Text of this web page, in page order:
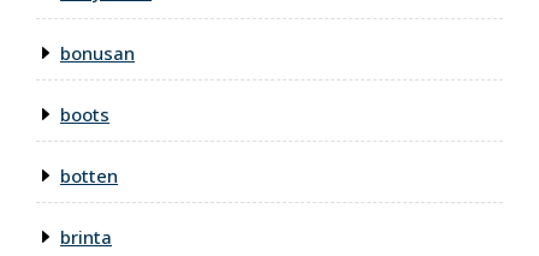
bonusan
boots
botten
brinta